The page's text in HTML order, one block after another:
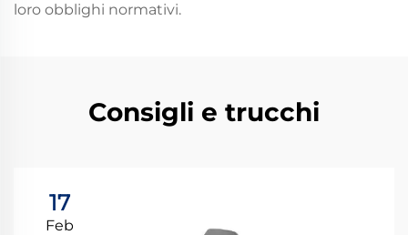
loro obblighi normativi.
Consigli e trucchi
17
Feb